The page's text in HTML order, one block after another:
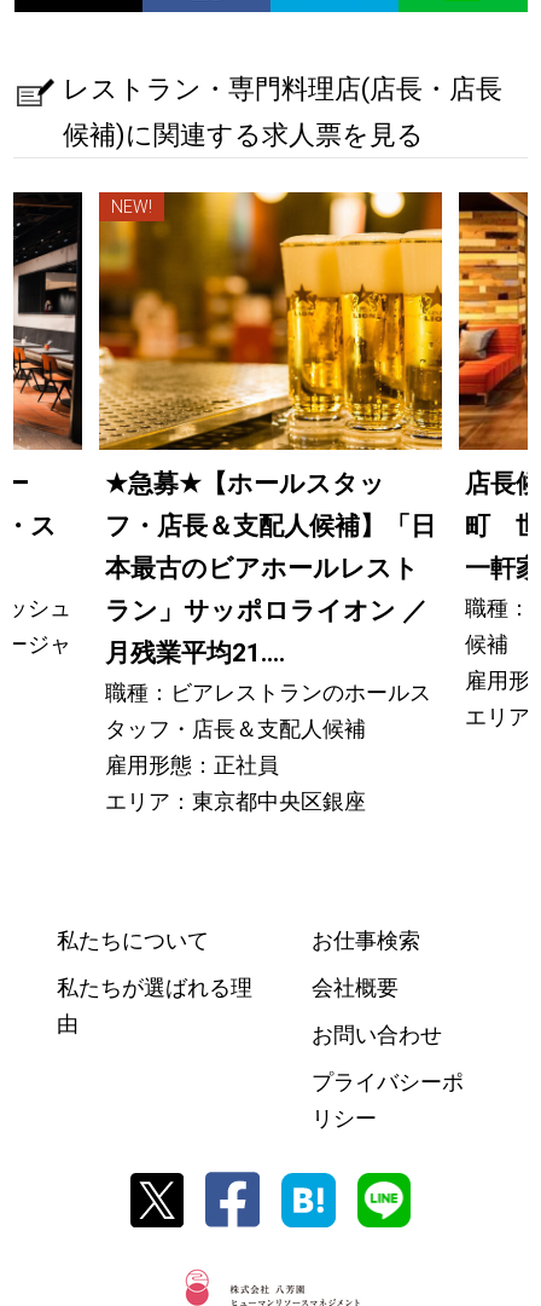
レストラン・専門料理店(店長・店長
候補)に関連する求人票を見る
ス
シュ
ジャ
NEW!
★急募★【ホールスタッ
フ・店長＆支配人候補】「日
本最古のビアホールレスト
ラン」サッポロライオン ／
月残業平均21....
職種：ビアレストランのホールス
タッフ・店長＆支配人候補
雇用形態：正社員
エリア：東京都中央区銀座
店長
町 世
一軒
職種：
候補
雇用形
エリア
私たちについて
私たちが選ばれる理
由
お仕事検索
会社概要
お問い合わせ
プライバシーポ
リシー